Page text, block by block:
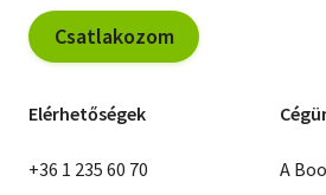
Csatlakozom
Elérhetőségek
+36 1 235 60 70
A